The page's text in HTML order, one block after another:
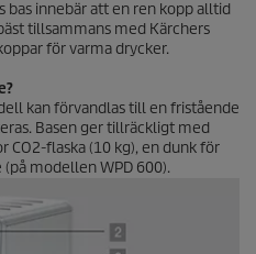
innebär att en ren kopp alltid
tillsammans med Kärchers
för varma drycker.
kan förvandlas till en fristående
Basen ger tillräckligt med
flaska (10 kg), en dunk för
modellen WPD 600).